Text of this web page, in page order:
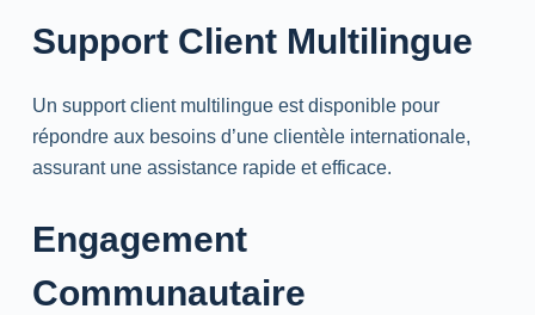
Support Client Multilingue
Un support client multilingue est disponible pour
répondre aux besoins d’une clientèle internationale,
assurant une assistance rapide et efficace.
Engagement
Communautaire